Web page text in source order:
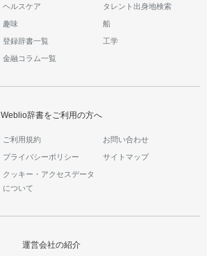
ヘルスケア タレント出身地検索
趣味 船
登録辞書一覧 工学
金融コラム一覧
Weblio辞書をご利用の方へ
ご利用規約 お問い合わせ
プライバシーポリシー サイトマップ
クッキー・アクセスデータ
について
運営会社の紹介